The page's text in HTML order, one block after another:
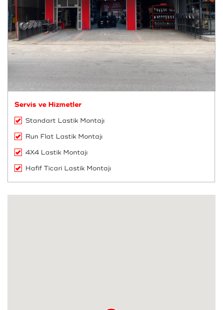
Servis ve Hizmetler
Standart Lastik Montajı
Run Flat Lastik Montajı
4X4 Lastik Montajı
Hafif Ticari Lastik Montajı